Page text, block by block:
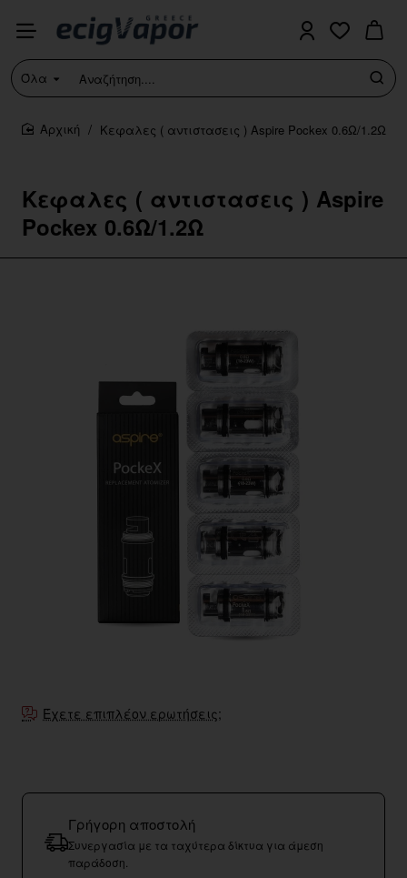
Όλα
Αναζήτηση....
Κεφαλες ( αντιστασεις ) Aspire
Pockex 0.6Ω/1.2Ω
home
Κεφαλες ( αντιστασεις ) Aspire Pockex 0.6Ω/1.2Ω
Έχετε επιπλέον ερωτήσεις;
Γρήγορη αποστολή
Συνεργασία με τα ταχύτερα δίκτυα για άμεση
παράδοση.